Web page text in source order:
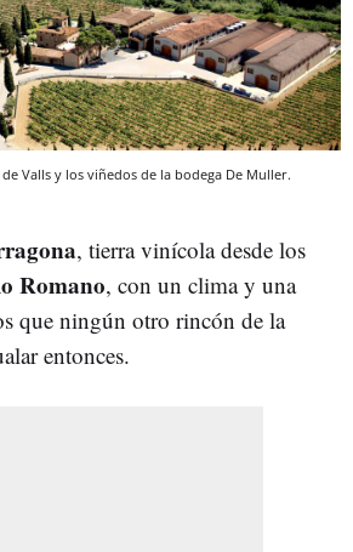
Valls y los viñedos de la bodega De Muller.
, tierra vinícola desde los
Romano, con un clima y una
que ningún otro rincón de la
entonces.